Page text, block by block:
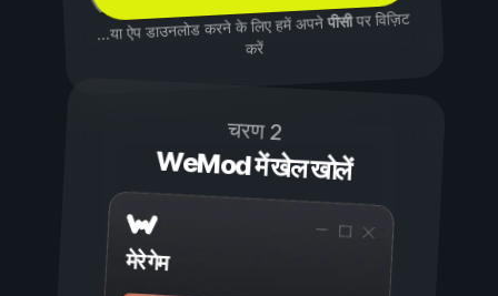
...या ऐप डाउनलोड करने के लिए हमें अपनेपीसीपर विज़िट
करें
चरण 2
WeMod में खेल खोलें
मेरे गेम